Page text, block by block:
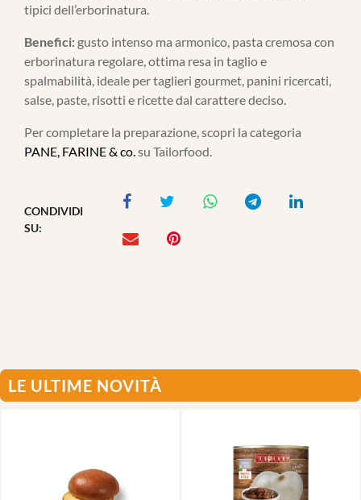
tipici dell’erborinatura.
Benefici: gusto intenso ma armonico, pasta cremosa con
erborinatura regolare, ottima resa in taglio e
spalmabilità, ideale per taglieri gourmet, panini ricercati,
salse, paste, risotti e ricette dal carattere deciso.
Per completare la preparazione, scopri la categoria
PANE, FARINE & co.su Tailorfood.
CONDIVIDI
SU:
LE ULTIME NOVITÀ